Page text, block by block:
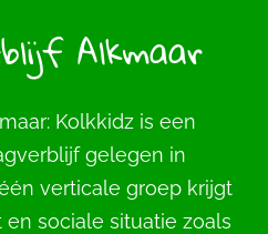
Alkmaar
Kolkkidz is een
gelegen in
verticale groep krijgt
sociale situatie zoals